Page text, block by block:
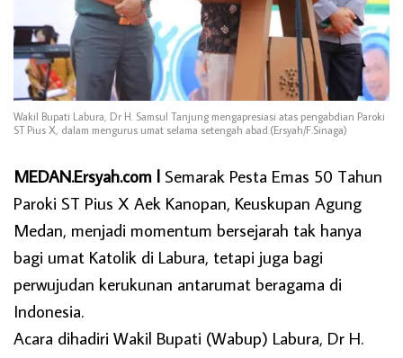
Wakil Bupati Labura, Dr H. Samsul Tanjung mengapresiasi atas pengabdian Paroki
ST Pius X, dalam mengurus umat selama setengah abad.(Ersyah/F.Sinaga)
MEDAN.Ersyah.com l Semarak Pesta Emas 50 Tahun
Paroki ST Pius X Aek Kanopan, Keuskupan Agung
Medan, menjadi momentum bersejarah tak hanya
bagi umat Katolik di Labura, tetapi juga bagi
perwujudan kerukunan antarumat beragama di
Indonesia.
Acara dihadiri Wakil Bupati (Wabup) Labura, Dr H.